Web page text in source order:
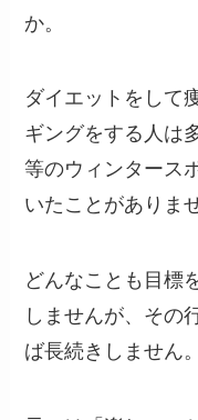
か。
ダイエットをして
ギングをする人は
等のウィンタース
いたことがありま
どんなことも目標
しませんが、その
ば長続きしません。